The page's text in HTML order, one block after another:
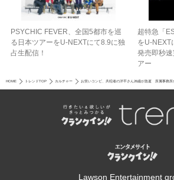
PSYCHIC FEVER、全国5都市を巡
る日本ツアーをU‐NEXTにて8.9に独
占生配信！
超特急「
をU-
発売即秒
アー
HOME トレンドTOP カルチャー お笑いコンビ、共犯者の洋平さん26歳が急逝 所属事務所
Lawson Entertainment